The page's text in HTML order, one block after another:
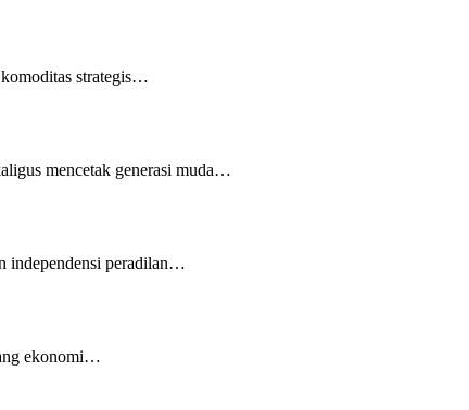
strategis…
mencetak generasi muda…
independensi peradilan…
ekonomi…